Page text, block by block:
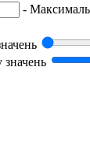
-
значень